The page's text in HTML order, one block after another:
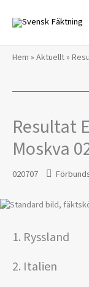
innehåll
Hem » Aktuellt»
Resultat
Moskva
020707
1. Ryssland
2. Italien